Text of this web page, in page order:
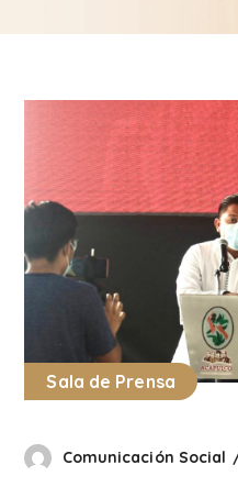
Sala de Prensa
Comunicación Social